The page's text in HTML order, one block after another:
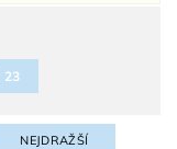
23
NEJDRAŽŠÍ